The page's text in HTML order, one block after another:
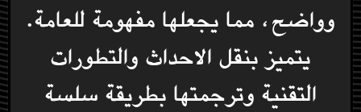
وواضح، مما يجعلها مفهومة للعامة.
يتميز بنقل الاحداث والتطورات
التقنية وترجمتها بطريقة سلسة